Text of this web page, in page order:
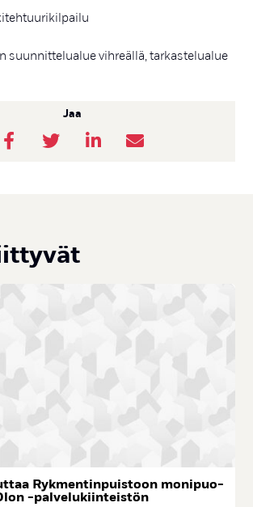
suunnittelualue vihreällä, tarkastelualue
Jaa
Ryk­men­tin­puis­toon mo­ni­puo­
-pal­ve­lu­kiin­teis­tön